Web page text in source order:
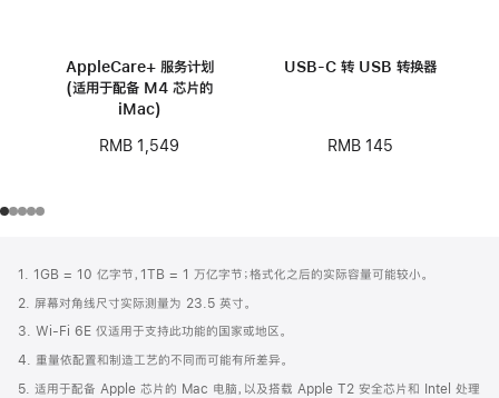
AppleCare+ 服务计划
(适用于配备 M4 芯片的
iMac)
RMB 1,549
USB-C 转 USB 转换器
RMB 145
页
脚
注
1. 1GB = 10 亿字节，1TB = 1 万亿字节；格式化之后的实际容量可能较小。
2. 屏幕对角线尺寸实际测量为 23.5 英寸。
3. Wi-Fi 6E 仅适用于支持此功能的国家或地区。
4. 重量依配置和制造工艺的不同而可能有所差异。
5. 适用于配备 Apple 芯片的 Mac 电脑，以及搭载 Apple T2 安全芯片和 Intel 处理